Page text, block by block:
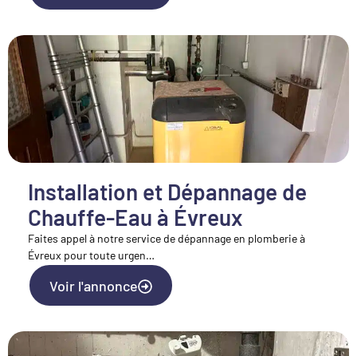
Installation et Dépannage de
Chauffe-Eau à Évreux
Faites appel à notre service de dépannage en plomberie à
Évreux pour toute urgen…
Voir l'annonce